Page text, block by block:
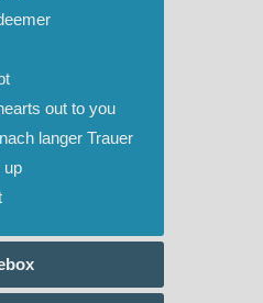
out to you
langer Trauer
up